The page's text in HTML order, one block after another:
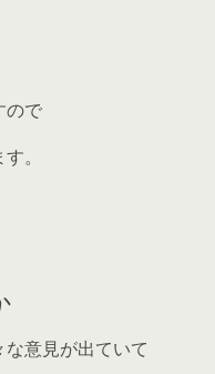
ので
。
意見が出ていて